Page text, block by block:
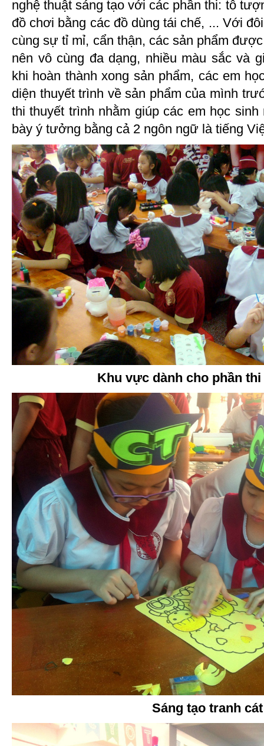
nghệ thuật sáng tạo với các phần thi: tô
đồ chơi bằng các đồ dùng tái chế, ... Với
cùng sự tỉ mỉ, cẩn thận, các sản phẩm
nên vô cùng đa dạng, nhiều màu sắc và
khi hoàn thành xong sản phẩm, các em
diện thuyết trình về sản phẩm của mình
thi thuyết trình nhằm giúp các em học
bày ý tưởng bằng cả 2 ngôn ngữ là tiếng
Khu vực dành cho phần
Sáng tạo tranh cát